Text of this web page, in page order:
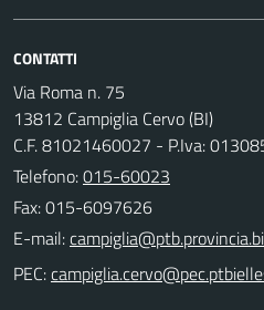
CONTATTI
Via Roma n. 75
13812 Campiglia Cervo (BI)
C.F. 81021460027 - P.Iva:
Telefono:015-60023
Fax: 015-6097626
E-mail:
PEC: